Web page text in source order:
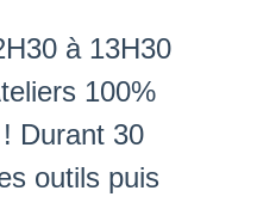
à 13H30
100%
Durant 30
outils puis